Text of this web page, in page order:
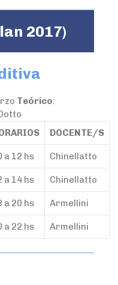
2017)
Teórico:
DOCENTE/S
a 12 hs Chinellatto
a 14 hs Chinellatto
a 20 hs Armellini
a 22 hs Armellini